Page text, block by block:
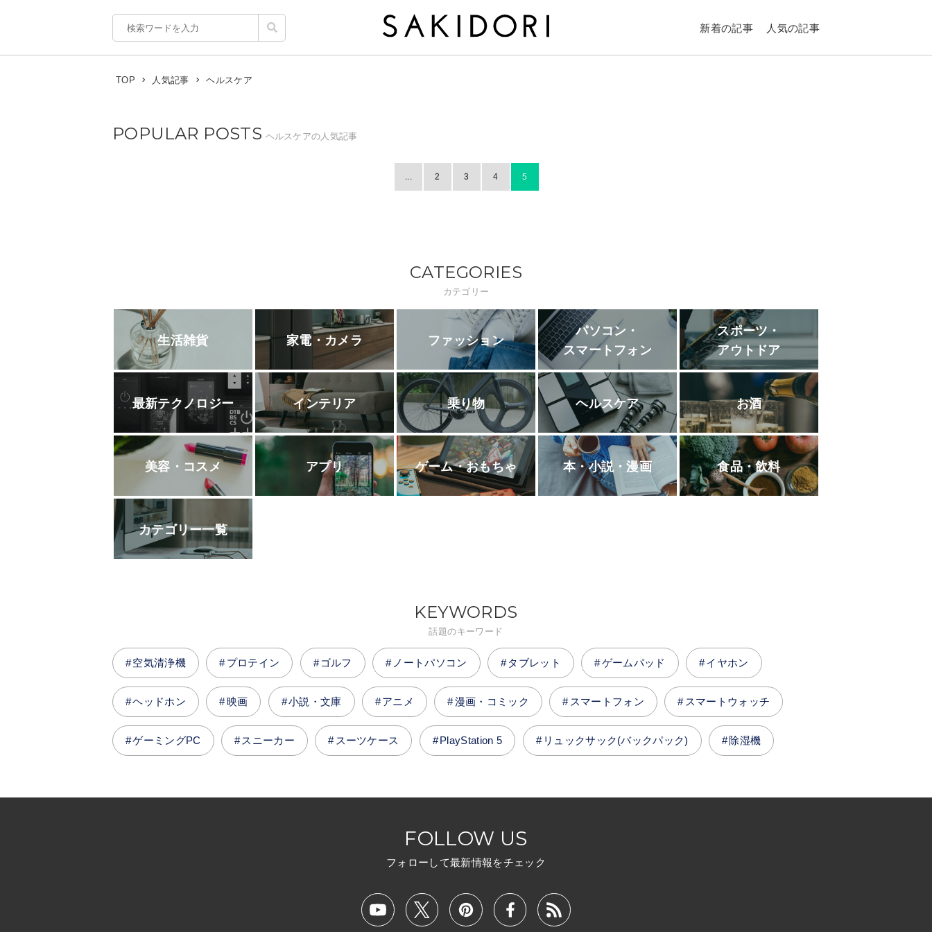
新着の記事 人気の記事
TOP 人気記事 ヘルスケア
POPULAR POSTS ヘルスケアの人気記事
... 2 3 4 5
CATEGORIES
カテゴリー
生活雑貨 家電・カメラ ファッション
パソコン・
スマートフォン
スポーツ・
アウトドア
最新テクノロジー インテリア 乗り物 ヘルスケア お酒
美容・コスメ アプリ ゲーム・おもちゃ 本・小説・漫画 食品・飲料
カテゴリー一覧
KEYWORDS
話題のキーワード
空気清浄機 プロテイン ゴルフ ノートパソコン タブレット ゲームパッド イヤホン
ヘッドホン 映画 小説・文庫 アニメ 漫画・コミック スマートフォン スマートウォッチ
ゲーミングPC スニーカー スーツケース PlayStation 5 リュックサック(バックパック) 除湿機
FOLLOW US
フォローして最新情報をチェック